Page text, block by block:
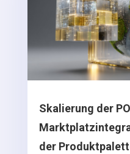
Skalierung der
der